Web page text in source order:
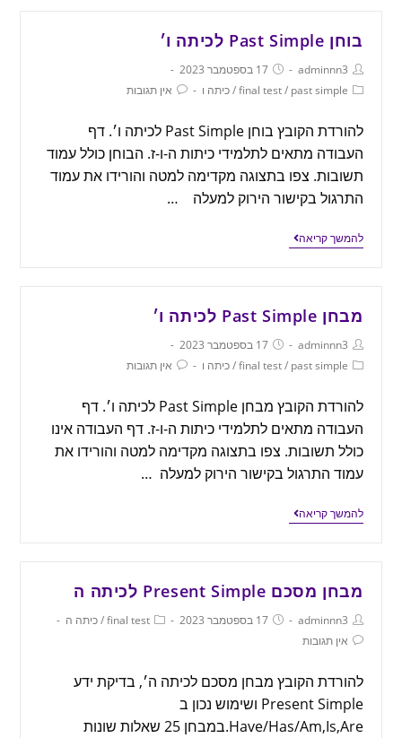
בוחן Past Simple לכיתה ו׳
adminnn3
17 בספטמבר 2023
final test / past simple
/ כיתה ו אין תגובות
להורדת הקובץ בוחן Past Simple לכיתה ו׳. דף
העבודה מתאים לתלמידי כיתות ה-ו-ז. הבוחן כולל עמוד
תשובות. צפו בתצוגה מקדימה למטה והורידו את עמוד
התרגול בקישור הירוק למעלה …
להמשך קריאה
מבחן Past Simple לכיתה ו׳
adminnn3
17 בספטמבר 2023
final test / past simple
/ כיתה ו אין תגובות
להורדת הקובץ מבחן Past Simple לכיתה ו׳. דף
העבודה מתאים לתלמידי כיתות ה-ו-ז. דף העבודה אינו
כולל תשובות. צפו בתצוגה מקדימה למטה והורידו את
עמוד התרגול בקישור הירוק למעלה …
להמשך קריאה
מבחן מסכם Present Simple לכיתה ה
adminnn3 17 בספטמבר 2023 final test
/ כיתה ה
אין תגובות
להורדת הקובץ מבחן מסכם לכיתה ה׳, בדיקת ידע
Present Simple ושימוש נכון ב
Have/Has/Am,Is,Are.במבחן 25 שאלות שונות